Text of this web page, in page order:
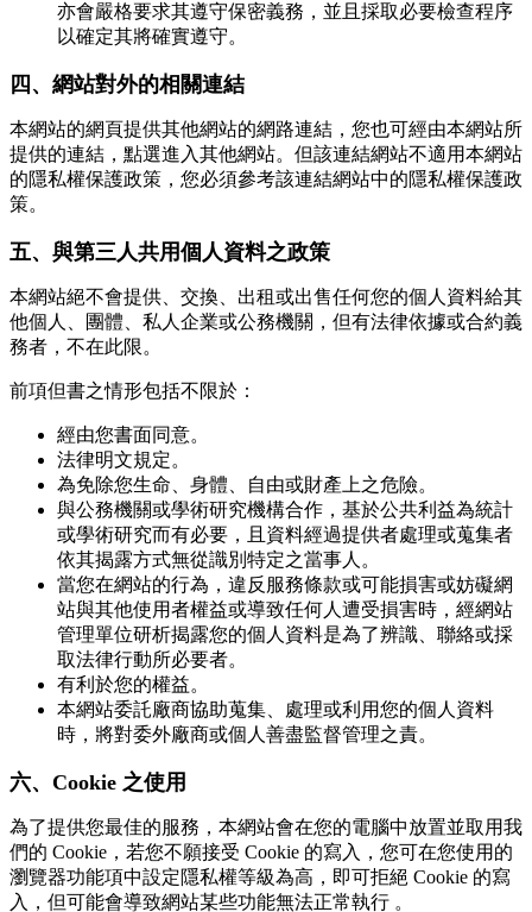
亦會嚴格要求其遵守保密義務，並且採取必要檢查程序
以確定其將確實遵守。
四、網站對外的相關連結
本網站的網頁提供其他網站的網路連結，您也可經由本網站所
提供的連結，點選進入其他網站。但該連結網站不適用本網站
的隱私權保護政策，您必須參考該連結網站中的隱私權保護政
策。
五、與第三人共用個人資料之政策
本網站絕不會提供、交換、出租或出售任何您的個人資料給其
他個人、團體、私人企業或公務機關，但有法律依據或合約義
務者，不在此限。
前項但書之情形包括不限於：
經由您書面同意。
法律明文規定。
為免除您生命、身體、自由或財產上之危險。
與公務機關或學術研究機構合作，基於公共利益為統計
或學術研究而有必要，且資料經過提供者處理或蒐集者
依其揭露方式無從識別特定之當事人。
當您在網站的行為，違反服務條款或可能損害或妨礙網
站與其他使用者權益或導致任何人遭受損害時，經網站
管理單位研析揭露您的個人資料是為了辨識、聯絡或採
取法律行動所必要者。
有利於您的權益。
本網站委託廠商協助蒐集、處理或利用您的個人資料
時，將對委外廠商或個人善盡監督管理之責。
六、Cookie 之使用
為了提供您最佳的服務，本網站會在您的電腦中放置並取用我
們的 Cookie，若您不願接受 Cookie 的寫入，您可在您使用的
瀏覽器功能項中設定隱私權等級為高，即可拒絕 Cookie 的寫
入，但可能會導致網站某些功能無法正常執行 。